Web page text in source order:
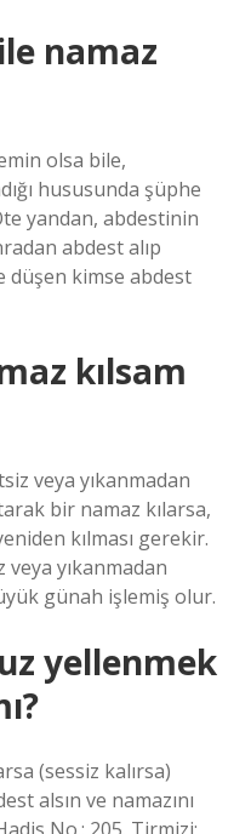
namaz
olsa bile,
hususunda şüphe
yandan, abdestinin
abdest alıp
düşen kimse abdest
kılsam
veya yıkanmadan
bir namaz kılarsa,
kılması gerekir.
yıkanmadan
günah işlemiş olur.
yellenmek
(sessiz kalırsa)
alsın ve namazını